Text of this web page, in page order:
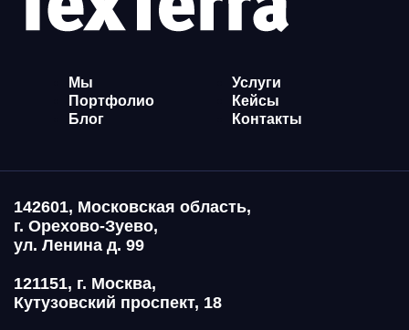
Мы
Услуги
Портфолио
Кейсы
Блог
Контакты
142601, Московская область,
г. Орехово-Зуево,
ул. Ленина д. 99
121151, г. Москва,
Кутузовский проспект, 18